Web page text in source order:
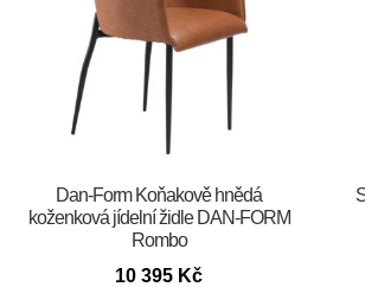
​​​​​Dan-Form Koňakově hnědá
koženková jídelní židle DAN-FORM
Rombo
10 395 Kč